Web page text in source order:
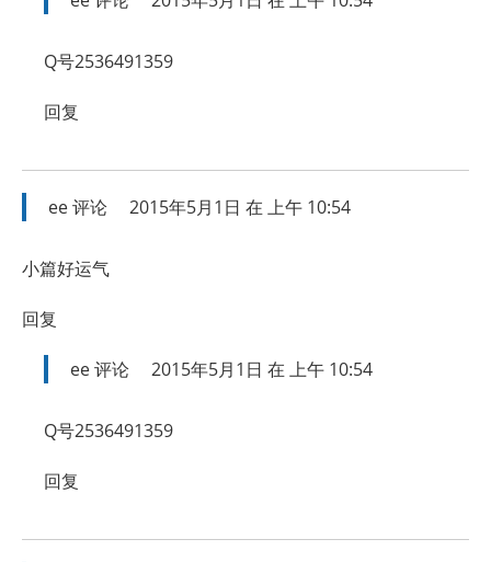
Q号2536491359
回复
ee评论 2015年5月1日 在 上午 10:54
小篇好运气
回复
ee评论 2015年5月1日 在 上午 10:54
Q号2536491359
回复